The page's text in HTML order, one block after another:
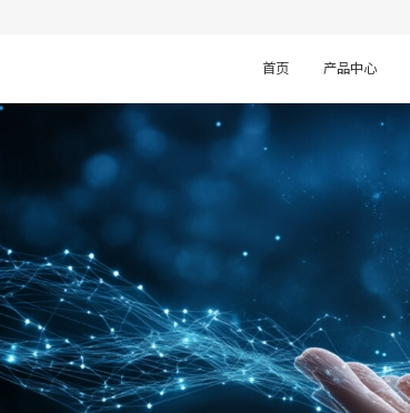
首页 产品中心